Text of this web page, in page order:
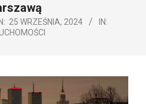
25 WRZEŚNIA, 2024
IN: